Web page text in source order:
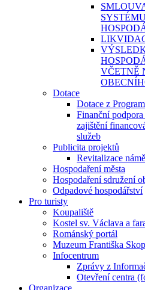
VČETNĚ
Dotace
Dotace z
Finanční
zajištění
služeb
Publicita projektů
Revitalizace
Hospodaření města
Hospodaření sdružení
Odpadové hospodářství
Pro turisty
Koupaliště
Kostel sv. Václava a
Románský portál
Muzeum Františka
Infocentrum
Zprávy z
Otevření centra
Organizace